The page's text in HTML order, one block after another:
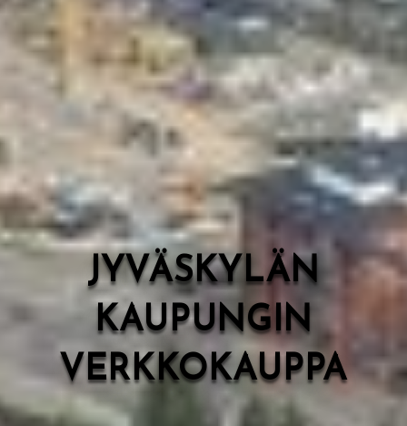
English
JYVÄSKYLÄN
KAUPUNGIN
VERKKOKAUPPA